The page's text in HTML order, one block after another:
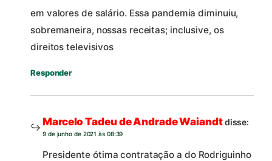
em valores de salário. Essa pandemia diminuiu,
sobremaneira, nossas receitas; inclusive, os
direitos televisivos
Responder
Marcelo Tadeu de Andrade Waiandtdisse:
9 de junho de 2021 às 08:39
Presidente ótima contratação a do Rodriguinho